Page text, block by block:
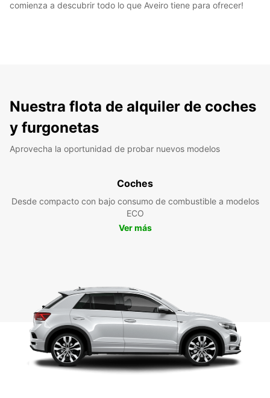
comienza a descubrir todo lo que Aveiro tiene para ofrecer!
Nuestra flota de alquiler de coches
y furgonetas
Aprovecha la oportunidad de probar nuevos modelos
Coches
Desde compacto con bajo consumo de combustible a modelos
ECO
Ver más